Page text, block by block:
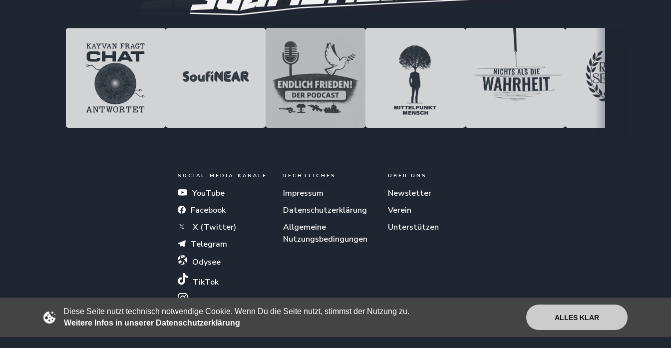
SOCIAL-MEDIA-KANÄLE
YouTube
Facebook
X (Twitter)
Telegram
Odysee
TikTok
Instagram
RECHTLICHES
Impressum
Datenschutzerklärung
Allgemeine
Nutzungsbedingungen
ÜBER UNS
Newsletter
Verein
Unterstützen
Diese Seite nutzt technisch notwendige Cookie. Wenn Du die Seite nutzt, stimmst der Nutzung zu.
Weitere Infos in unserer Datenschutzerklärung
ALLES KLAR